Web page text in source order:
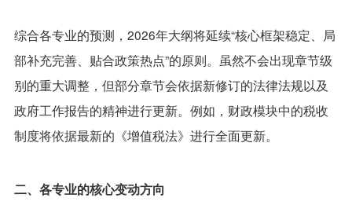
综合各专业的预测，2026年大纲将延续“核心框架稳定、局
部补充完善、贴合政策热点”的原则。虽然不会出现章节级
别的重大调整，但部分章节会依据新修订的法律法规以及
政府工作报告的精神进行更新。例如，财政模块中的税收
制度将依据最新的《增值税法》进行全面更新。
二、各专业的核心变动方向